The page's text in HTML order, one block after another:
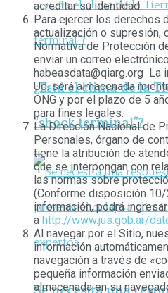
¿Está el clima de la
“shock terminal”?
acreditar su identidad.
Para ejercer los derechos
actualización o supresión,
Normativa de Protección
enviar un correo
habeasdata@qiarg.org La
Ud. será almacenada
ONG y por el plazo de 5
para fines legales.
La Dirección Nacional de
Personales, órgano de
tiene la atribución de
que se interpongan con
las normas sobre
(Conforme disposición
información, podrá ingresar
a http://www.jus.gob.ar/
Al navegar por el Sitio,
información
navegación a través de
pequeña información
almacenada en su